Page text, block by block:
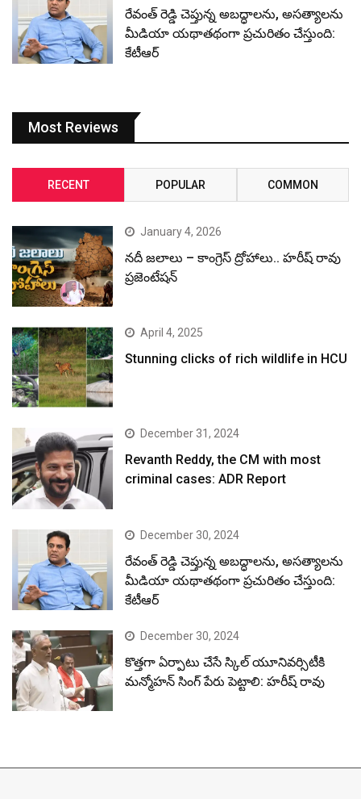
రేవంత్ రెడ్డి చెప్తున్న అబద్ధాలను, అసత్యాలను
మీడియా యథాతథంగా ప్రచురితం చేస్తుంది:
కేటీఆర్
Most Reviews
RECENT POPULAR COMMON
January 4, 2026
నదీ జలాలు – కాంగ్రెస్ ద్రోహాలు.. హరీష్ రావు
ప్రజెంటేషన్
April 4, 2025
Stunning clicks of rich wildlife in HCU
December 31, 2024
Revanth Reddy, the CM with most
criminal cases: ADR Report
December 30, 2024
రేవంత్ రెడ్డి చెప్తున్న అబద్ధాలను, అసత్యాలను
మీడియా యథాతథంగా ప్రచురితం చేస్తుంది:
కేటీఆర్
December 30, 2024
కొత్తగా ఏర్పాటు చేసే స్కిల్ యూనివర్సిటీకి
మన్మోహన్ సింగ్ పేరు పెట్టాలి: హరీష్ రావు